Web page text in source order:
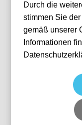
E-Mail:
Web:
Durch die
stimmen Sie
gemäß unserer
Informationen